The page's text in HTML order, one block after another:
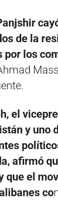
de la
por los
el
y uno
afirmó
que el
co